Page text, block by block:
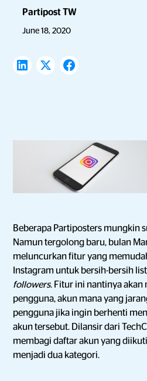
Partipost TW
June 18, 2020
Beberapa Partiposters mungkin
Namun tergolong baru, bulan
meluncurkan fitur yang
Instagram untuk bersih-bersih list
followers. Fitur ini nantinya
pengguna, akun mana yang
pengguna jika ingin berhenti
akun tersebut. Dilansir dari
membagi daftar akun yang
menjadi dua kategori.